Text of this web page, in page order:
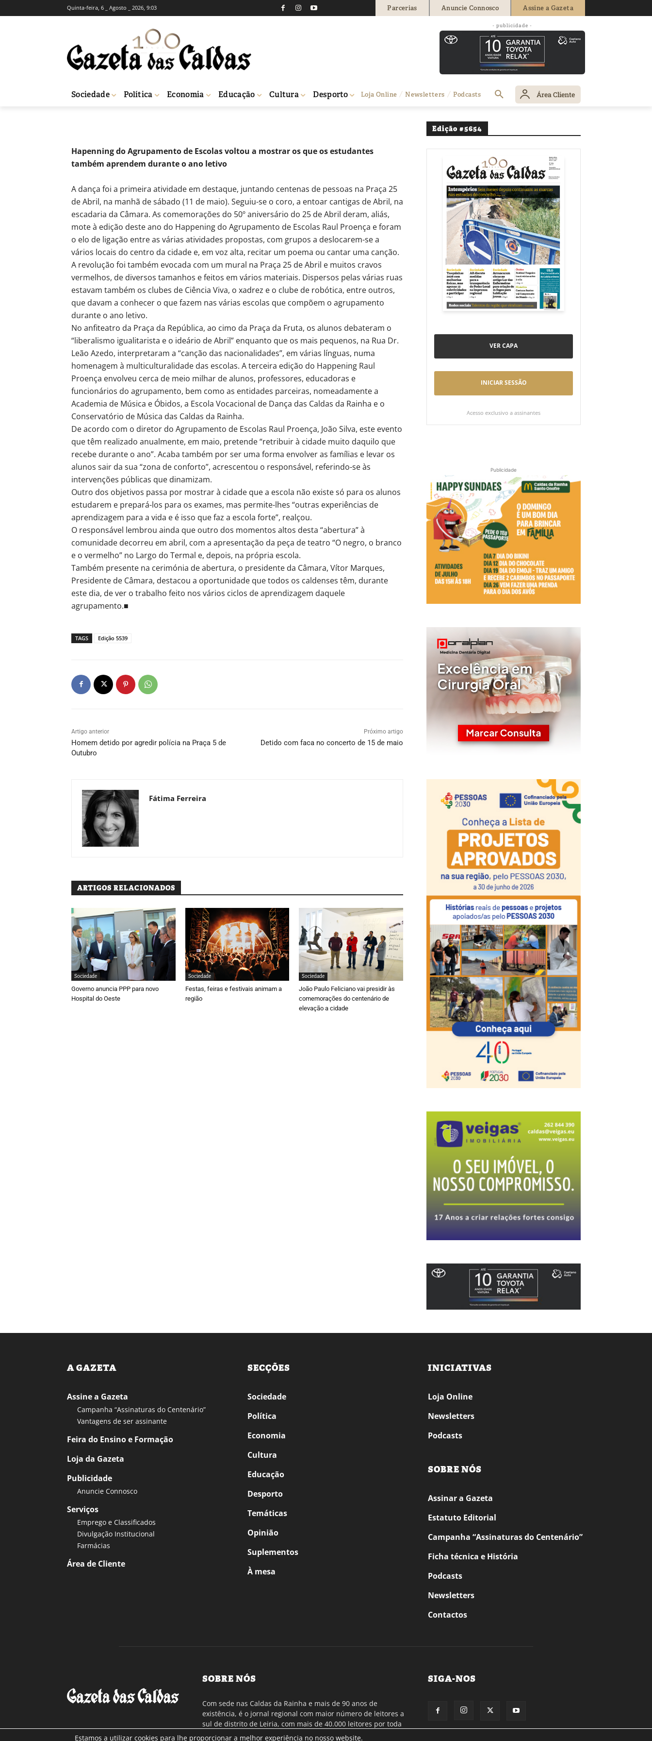
Quinta-feira, 6 _ Agosto _ 2026, 9:03 Parcerias Anuncie Connosco Assine a Gazeta
- publicidade -
Sociedade Política Economia Educação Cultura Desporto Loja Online Newsletters Podcasts Área Cliente
Meio milhar da Raul Proença levou Abril ao centro da
cidade
Fátima Ferreira - 486
Hapenning do Agrupamento de Escolas voltou a mostrar os que os estudantes
também aprendem durante o ano letivo
A dança foi a primeira atividade em destaque, juntando centenas de pessoas na Praça 25
de Abril, na manhã de sábado (11 de maio). Seguiu-se o coro, a entoar cantigas de Abril, na
escadaria da Câmara. As comemorações do 50º aniversário do 25 de Abril deram, aliás,
mote à edição deste ano do Happening do Agrupamento de Escolas Raul Proença e foram
o elo de ligação entre as várias atividades propostas, com grupos a deslocarem-se a
vários locais do centro da cidade e, em voz alta, recitar um poema ou cantar uma canção.
A revolução foi também evocada com um mural na Praça 25 de Abril e muitos cravos
vermelhos, de diversos tamanhos e feitos em vários materiais. Dispersos pelas várias ruas
estavam também os clubes de Ciência Viva, o xadrez e o clube de robótica, entre outros,
que davam a conhecer o que fazem nas várias escolas que compõem o agrupamento
durante o ano letivo.
No anfiteatro da Praça da República, ao cimo da Praça da Fruta, os alunos debateram o
“liberalismo igualitarista e o ideário de Abril” enquanto que os mais pequenos, na Rua Dr.
Leão Azedo, interpretaram a “canção das nacionalidades”, em várias línguas, numa
homenagem à multiculturalidade das escolas. A terceira edição do Happening Raul
Proença envolveu cerca de meio milhar de alunos, professores, educadoras e
funcionários do agrupamento, bem como as entidades parceiras, nomeadamente a
Academia de Música e Óbidos, a Escola Vocacional de Dança das Caldas da Rainha e o
Conservatório de Música das Caldas da Rainha.
De acordo com o diretor do Agrupamento de Escolas Raul Proença, João Silva, este evento
que têm realizado anualmente, em maio, pretende “retribuir à cidade muito daquilo que
recebe durante o ano”. Acaba também por ser uma forma envolver as famílias e levar os
alunos sair da sua “zona de conforto”, acrescentou o responsável, referindo-se às
intervenções públicas que dinamizam.
Outro dos objetivos passa por mostrar à cidade que a escola não existe só para os alunos
estudarem e prepará-los para os exames, mas permite-lhes “outras experiências de
aprendizagem para a vida e é isso que faz a escola forte”, realçou.
O responsável lembrou ainda que outro dos momentos altos desta “abertura” à
comunidade decorreu em abril, com a apresentação da peça de teatro “O negro, o branco
e o vermelho” no Largo do Termal e, depois, na própria escola.
Também presente na cerimónia de abertura, o presidente da Câmara, Vítor Marques,
Presidente de Câmara, destacou a oportunidade que todos os caldenses têm, durante
este dia, de ver o trabalho feito nos vários ciclos de aprendizagem daquele
agrupamento.■
TAGS Edição 5539
Artigo anterior
Homem detido por agredir polícia na Praça 5 de
Outubro
Próximo artigo
Detido com faca no concerto de 15 de maio
Fátima Ferreira
ARTIGOS RELACIONADOS
Sociedade
Governo anuncia PPP para novo
Hospital do Oeste
Sociedade
Festas, feiras e festivais animam a
região
Sociedade
João Paulo Feliciano vai presidir às
comemorações do centenário de
elevação a cidade
Edição #5654
VER CAPA
INICIAR SESSÃO
Acesso exclusivo a assinantes
Publicidade
A GAZETA
Assine a Gazeta
Campanha “Assinaturas do Centenário”
Vantagens de ser assinante
Feira do Ensino e Formação
Loja da Gazeta
Publicidade
Anuncie Connosco
Serviços
Emprego e Classificados
Divulgação Institucional
Farmácias
Área de Cliente
SECÇÕES
Sociedade
Política
Economia
Cultura
Educação
Desporto
Temáticas
Opinião
Suplementos
À mesa
INICIATIVAS
Loja Online
Newsletters
Podcasts
SOBRE NÓS
Assinar a Gazeta
Estatuto Editorial
Campanha “Assinaturas do Centenário”
Ficha técnica e História
Podcasts
Newsletters
Contactos
SOBRE NÓS
Com sede nas Caldas da Rainha e mais de 90 anos de
existência, é o jornal regional com maior número de leitores a
sul de distrito de Leiria, com mais de 40.000 leitores por toda
a região Oeste. Jornal com distribuição em Portugal
SIGA-NOS
Estamos a utilizar cookies para lhe proporcionar a melhor experiência no nosso website.